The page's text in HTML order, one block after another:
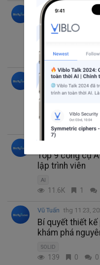
Vũ Tuấn thg 11 27,
9 Công cụ lập
dựng ứng dụng
363 0
Vũ Tuấn thg 11 26,
JavaScript
hợp mảng với
JavaScript
1
Top 9 công cụ
lập trình viên
AI
11.6K 1
Vũ Tuấn thg 11 23,
Bí quyết thiết
khám phá
SOLID
139 0 0